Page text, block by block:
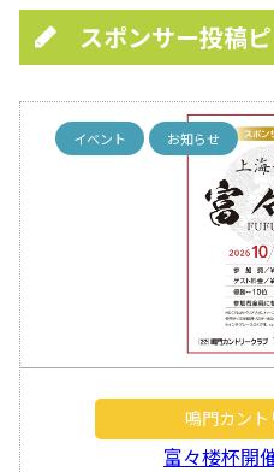
スポンサー投稿
イベント お知らせ
鳴門カン
富々楼杯開